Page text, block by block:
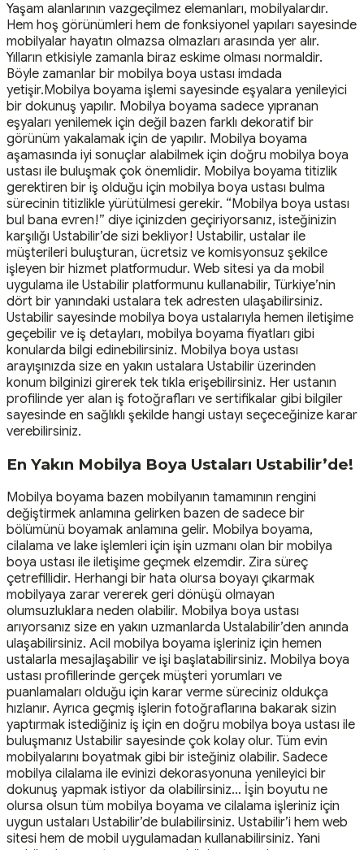
Yaşam alanlarının vazgeçilmez elemanları, mobilyalardır.
Hem hoş görünümleri hem de fonksiyonel yapıları sayesinde
mobilyalar hayatın olmazsa olmazları arasında yer alır.
Yılların etkisiyle zamanla biraz eskime olması normaldir.
Böyle zamanlar bir mobilya boya ustası imdada
yetişir.Mobilya boyama işlemi sayesinde eşyalara yenileyici
bir dokunuş yapılır. Mobilya boyama sadece yıpranan
eşyaları yenilemek için değil bazen farklı dekoratif bir
görünüm yakalamak için de yapılır. Mobilya boyama
aşamasında iyi sonuçlar alabilmek için doğru mobilya boya
ustası ile buluşmak çok önemlidir. Mobilya boyama titizlik
gerektiren bir iş olduğu için mobilya boya ustası bulma
sürecinin titizlikle yürütülmesi gerekir. “Mobilya boya ustası
bul bana evren!” diye içinizden geçiriyorsanız, isteğinizin
karşılığı Ustabilir’de sizi bekliyor! Ustabilir, ustalar ile
müşterileri buluşturan, ücretsiz ve komisyonsuz şekilce
işleyen bir hizmet platformudur. Web sitesi ya da mobil
uygulama ile Ustabilir platformunu kullanabilir, Türkiye’nin
dört bir yanındaki ustalara tek adresten ulaşabilirsiniz.
Ustabilir sayesinde mobilya boya ustalarıyla hemen iletişime
geçebilir ve iş detayları, mobilya boyama fiyatları gibi
konularda bilgi edinebilirsiniz. Mobilya boya ustası
arayışınızda size en yakın ustalara Ustabilir üzerinden
konum bilginizi girerek tek tıkla erişebilirsiniz. Her ustanın
profilinde yer alan iş fotoğrafları ve sertifikalar gibi bilgiler
sayesinde en sağlıklı şekilde hangi ustayı seçeceğinize karar
verebilirsiniz.
En Yakın Mobilya Boya Ustaları Ustabilir’de!
Mobilya boyama bazen mobilyanın tamamının rengini
değiştirmek anlamına gelirken bazen de sadece bir
bölümünü boyamak anlamına gelir. Mobilya boyama,
cilalama ve lake işlemleri için işin uzmanı olan bir mobilya
boya ustası ile iletişime geçmek elzemdir. Zira süreç
çetrefillidir. Herhangi bir hata olursa boyayı çıkarmak
mobilyaya zarar vererek geri dönüşü olmayan
olumsuzluklara neden olabilir. Mobilya boya ustası
arıyorsanız size en yakın uzmanlarda Ustalabilir’den anında
ulaşabilirsiniz. Acil mobilya boyama işleriniz için hemen
ustalarla mesajlaşabilir ve işi başlatabilirsiniz. Mobilya boya
ustası profillerinde gerçek müşteri yorumları ve
puanlamaları olduğu için karar verme süreciniz oldukça
hızlanır. Ayrıca geçmiş işlerin fotoğraflarına bakarak sizin
yaptırmak istediğiniz iş için en doğru mobilya boya ustası ile
buluşmanız Ustabilir sayesinde çok kolay olur. Tüm evin
mobilyalarını boyatmak gibi bir isteğiniz olabilir. Sadece
mobilya cilalama ile evinizi dekorasyonuna yenileyici bir
dokunuş yapmak istiyor da olabilirsiniz… İşin boyutu ne
olursa olsun tüm mobilya boyama ve cilalama işleriniz için
uygun ustaları Ustabilir’de bulabilirsiniz. Ustabilir’i hem web
sitesi hem de mobil uygulamadan kullanabilirsiniz. Yani